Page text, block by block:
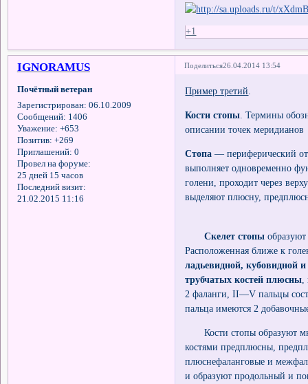
+1
Поделиться26.04.2014 13:54
IGNORAMUS
Почётный ветеран
Зарегистрирован: 06.10.2009
Сообщений: 1406
Уважение: +653
Позитив: +269
Приглашений: 0
Провел на форуме:
25 дней 15 часов
Последний визит:
21.02.2015 11:16
Пример третий
Кости стопы . Термины
описании точек
Стопа — периферический
выполняет одновременно
голени, проходит через
выделяют плюсну,
Скелет стопы
Расположенная ближе к
ладьевидной, кубовидной
трубчатых костей плюсны,
2 фаланги, II—V пальцы
пальца имеются 2
Кости стопы образуют
костями предплюсны,
плюснефаланговые и
и образуют продольный и